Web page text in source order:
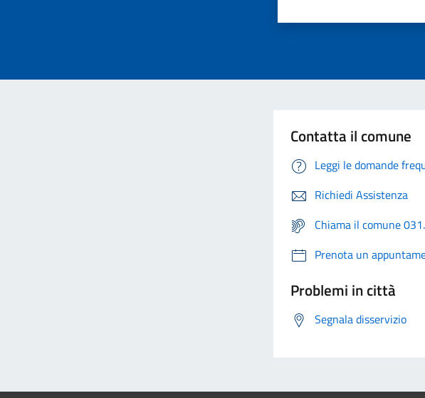
Contatta il comune
Leggi le domande
Richiedi Assistenza
Chiama il comune
Prenota un
Problemi in città
Segnala disservizio